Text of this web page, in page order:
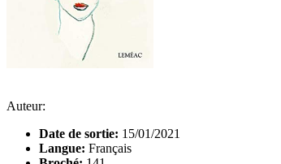
Auteur:
Date de sortie: 15/01/2021
Langue: Français